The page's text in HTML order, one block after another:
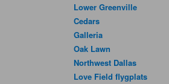
Lower Greenville
Cedars
Galleria
Oak Lawn
Northwest Dallas
Love Field flygplats